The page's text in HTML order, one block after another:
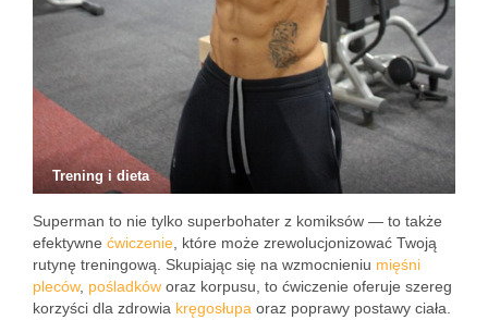
Trening i dieta
Superman to nie tylko superbohater z komiksów — to także
efektywne ćwiczenie , które może zrewolucjonizować Twoją
rutynę treningową. Skupiając się na wzmocnieniu mięśni
pleców, pośladków oraz korpusu, to ćwiczenie oferuje szereg
korzyści dla zdrowia kręgosłupa oraz poprawy postawy ciała.